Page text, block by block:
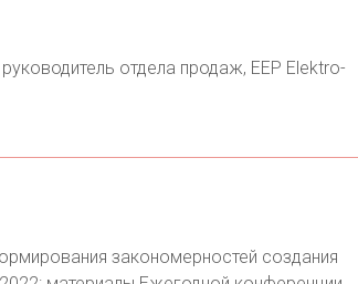
отдела продаж, EEP Elektro-
закономерностей создания